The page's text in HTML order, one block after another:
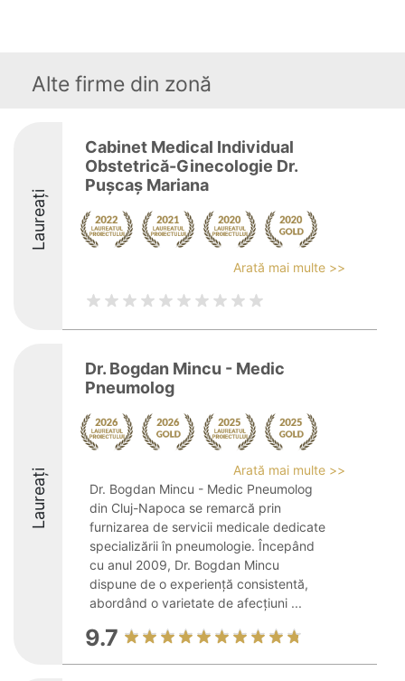
Alte firme din zonă
Laureați
Cabinet Medical Individual
Obstetrică-Ginecologie Dr.
Pușcaș Mariana
Arată mai multe >>
Laureați
Dr. Bogdan Mincu - Medic
Pneumolog
Arată mai multe >>
Dr. Bogdan Mincu - Medic Pneumolog
din Cluj-Napoca se remarcă prin
furnizarea de servicii medicale dedicate
specializării în pneumologie. Începând
cu anul 2009, Dr. Bogdan Mincu
dispune de o experiență consistentă,
abordând o varietate de afecțiuni ...
9.7